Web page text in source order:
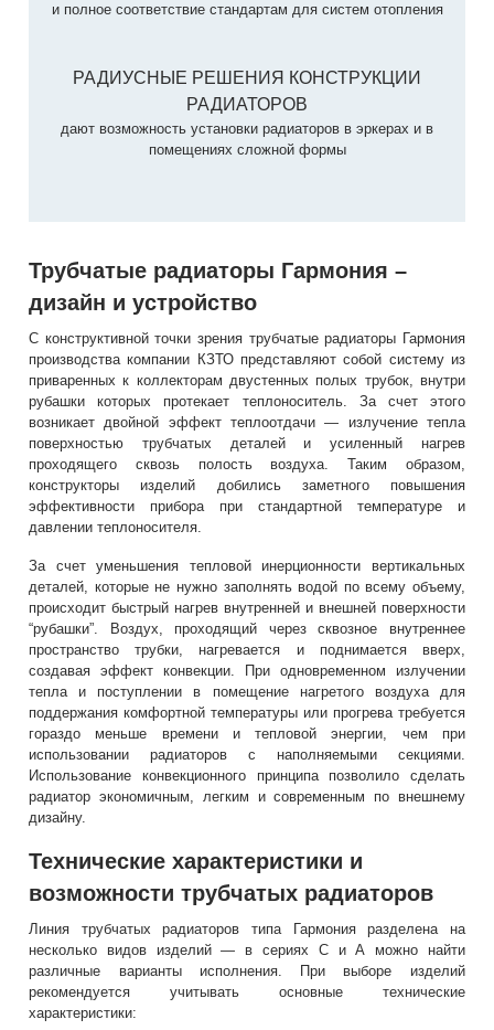
и полное соответствие стандартам для систем отопления
РАДИУСНЫЕ РЕШЕНИЯ КОНСТРУКЦИИ
РАДИАТОРОВ
дают возможность установки радиаторов в эркерах и в
помещениях сложной формы
Трубчатые радиаторы Гармония –
дизайн и устройство
С конструктивной точки зрения трубчатые радиаторы Гармония
производства компании КЗТО представляют собой систему из
приваренных к коллекторам двустенных полых трубок, внутри
рубашки которых протекает теплоноситель. За счет этого
возникает двойной эффект теплоотдачи — излучение тепла
поверхностью трубчатых деталей и усиленный нагрев
проходящего сквозь полость воздуха. Таким образом,
конструкторы изделий добились заметного повышения
эффективности прибора при стандартной температуре и
давлении теплоносителя.
За счет уменьшения тепловой инерционности вертикальных
деталей, которые не нужно заполнять водой по всему объему,
происходит быстрый нагрев внутренней и внешней поверхности
“рубашки”. Воздух, проходящий через сквозное внутреннее
пространство трубки, нагревается и поднимается вверх,
создавая эффект конвекции. При одновременном излучении
тепла и поступлении в помещение нагретого воздуха для
поддержания комфортной температуры или прогрева требуется
гораздо меньше времени и тепловой энергии, чем при
использовании радиаторов с наполняемыми секциями.
Использование конвекционного принципа позволило сделать
радиатор экономичным, легким и современным по внешнему
дизайну.
Технические характеристики и
возможности трубчатых радиаторов
Линия трубчатых радиаторов типа Гармония разделена на
несколько видов изделий — в сериях С и А можно найти
различные варианты исполнения. При выборе изделий
рекомендуется учитывать основные технические
характеристики: